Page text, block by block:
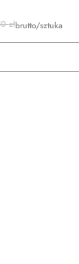
złbrutto/sztuka